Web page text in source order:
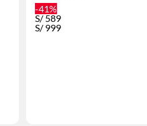
-41%
S/ 589
S/ 999